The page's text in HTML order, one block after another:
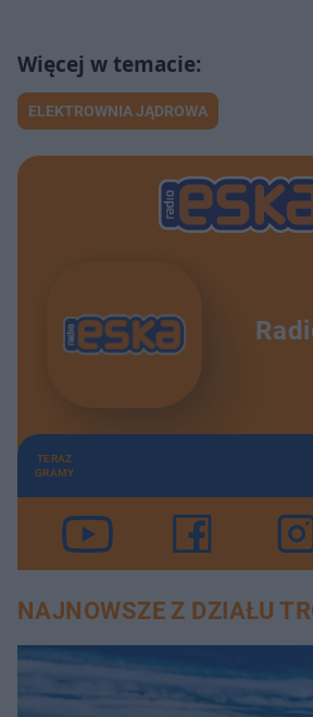
ELEKTROWNIA JĄDROWA
TERAZ
GRAMY
NAJNOWSZE Z DZIAŁU